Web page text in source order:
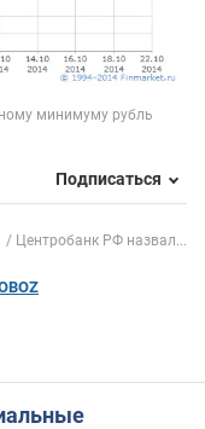
Подписаться
Центробанк РФ назвал...